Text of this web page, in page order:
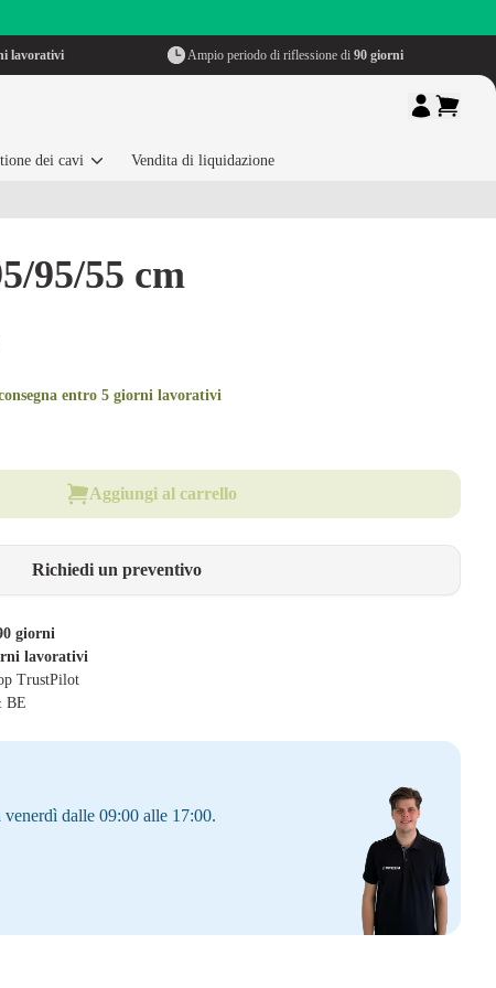
lavorativi Ampio periodo di riflessione di 90 giorni
dei cavi Vendita di liquidazione
95/55 cm
entro 5 giorni lavorativi
Aggiungi al carrello
Richiedi un preventivo
giorni
lavorativi
TrustPilot
BE
dalle 09:00 alle 17:00.